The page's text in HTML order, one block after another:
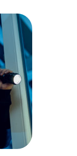
Casos
e
Medidas
de R$ 30